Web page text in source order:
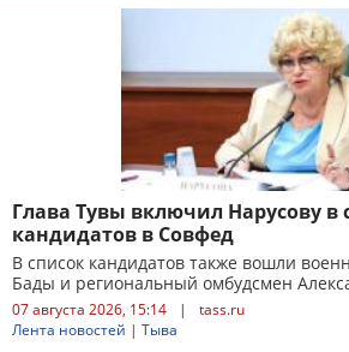
Глава Тувы включил Нарусову в
кандидатов в Совфед
В список кандидатов также вошли
Бады и региональный омбудсмен
07 августа 2026, 15:14 |
tass.ru
Лента новостей | Тыва